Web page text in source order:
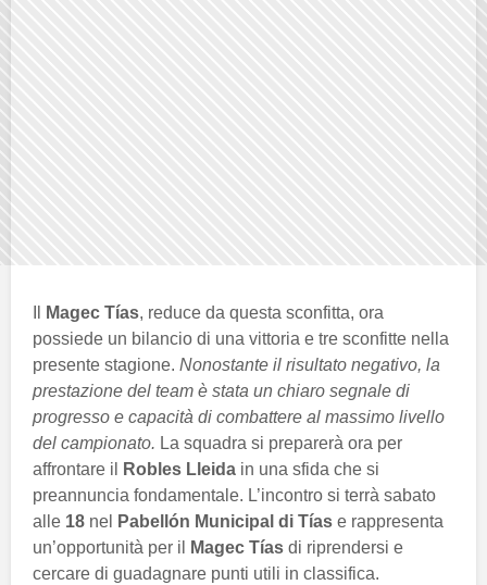
Magec Tías, reduce da questa sconfitta, ora
possiede un bilancio di una vittoria e tre sconfitte nella
presente stagione. Nonostante il risultato negativo, la
prestazione del team è stata un chiaro segnale di
progresso e capacità di combattere al massimo livello
del campionato. La squadra si preparerà ora per
affrontare il
Robles Lleida in una sfida che si
preannuncia fondamentale. L’incontro si terrà sabato
alle 18 nel Pabellón Municipal di Tías e rappresenta
un’opportunità per il
Magec Tías di riprendersi e
cercare di guadagnare punti utili in classifica.